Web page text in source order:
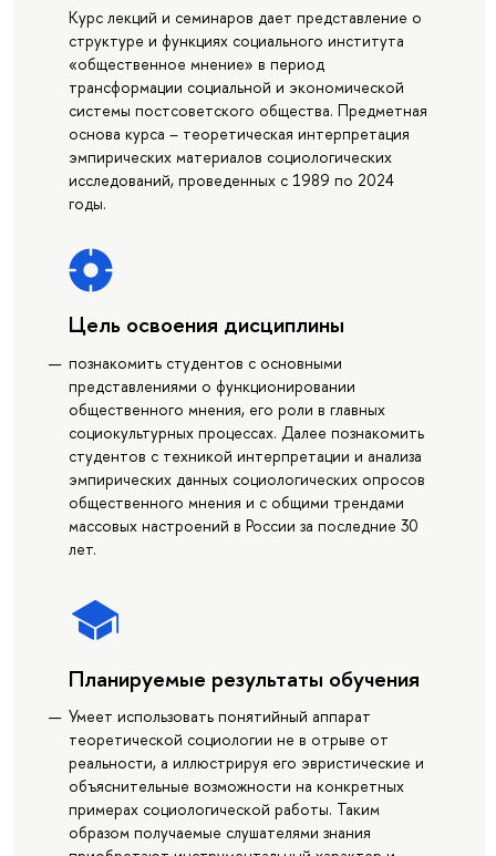
Курс лекций и семинаров дает представление о
структуре и функциях социального института
«общественное мнение» в период
трансформации социальной и экономической
системы постсоветского общества. Предметная
основа курса – теоретическая интерпретация
эмпирических материалов социологических
исследований, проведенных с 1989 по 2024
годы.
Цель освоения дисциплины
познакомить студентов с основными
представлениями о функционировании
общественного мнения, его роли в главных
социокультурных процессах. Далее познакомить
студентов с техникой интерпретации и анализа
эмпирических данных социологических опросов
общественного мнения и с общими трендами
массовых настроений в России за последние 30
лет.
Планируемые результаты обучения
Умеет использовать понятийный аппарат
теоретической социологии не в отрыве от
реальности, а иллюстрируя его эвристические и
объяснительные возможности на конкретных
примерах социологической работы. Таким
образом получаемые слушателями знания